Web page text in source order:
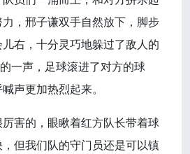
，邢子谦双手自然放下，脚步
右，十分灵巧地躲过了敌人的
一声，足球滚进了对方的球
声更加热烈起来。
害的，眼瞅着红方队长带着球
但我们队的守门员还是可以镇